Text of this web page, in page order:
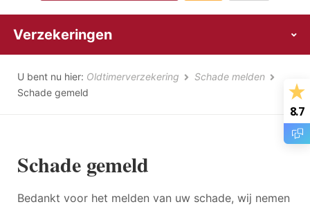
Verzekeringen
U bent nu hier: Oldtimerverzekering
Schade melden
Schade gemeld
Schade gemeld
Bedankt voor het melden van uw schade, wij nemen
8.7